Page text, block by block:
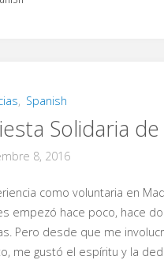
, Spanish
Solidaria de
8, 2016
como voluntaria en
empezó hace poco, hace
Pero desde que me
me gustó el espíritu y la